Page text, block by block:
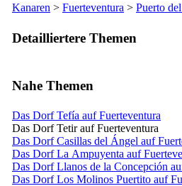
Kanaren > Fuerteventura > Puerto
Detailliertere Themen
Nahe Themen
Das Dorf Tefía auf Fuerteventura
Das Dorf Tetir auf Fuerteventura
Das Dorf Casillas del Ángel auf
Das Dorf La Ampuyenta auf
Das Dorf Llanos de la Concepción
Das Dorf Los Molinos Puertito auf